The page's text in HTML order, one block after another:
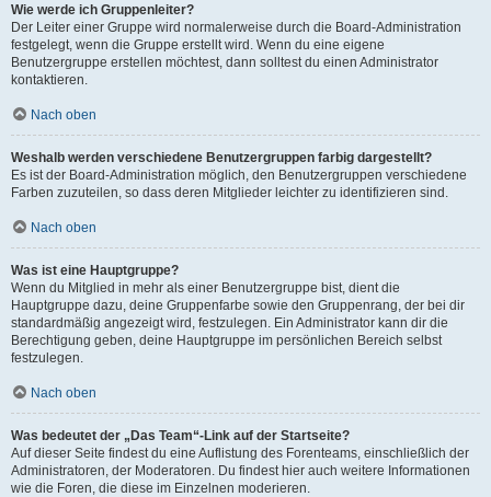
Wie werde ich Gruppenleiter?
Der Leiter einer Gruppe wird normalerweise durch die Board-Administration
festgelegt, wenn die Gruppe erstellt wird. Wenn du eine eigene
Benutzergruppe erstellen möchtest, dann solltest du einen Administrator
kontaktieren.
Nach oben
Weshalb werden verschiedene Benutzergruppen farbig dargestellt?
Es ist der Board-Administration möglich, den Benutzergruppen verschiedene
Farben zuzuteilen, so dass deren Mitglieder leichter zu identifizieren sind.
Nach oben
Was ist eine Hauptgruppe?
Wenn du Mitglied in mehr als einer Benutzergruppe bist, dient die
Hauptgruppe dazu, deine Gruppenfarbe sowie den Gruppenrang, der bei dir
standardmäßig angezeigt wird, festzulegen. Ein Administrator kann dir die
Berechtigung geben, deine Hauptgruppe im persönlichen Bereich selbst
festzulegen.
Nach oben
Was bedeutet der „Das Team“-Link auf der Startseite?
Auf dieser Seite findest du eine Auflistung des Forenteams, einschließlich der
Administratoren, der Moderatoren. Du findest hier auch weitere Informationen
wie die Foren, die diese im Einzelnen moderieren.